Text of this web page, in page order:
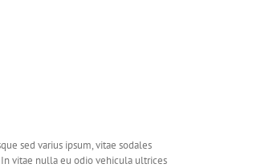
sed varius ipsum, vitae sodales
vitae nulla eu odio vehicula ultrices